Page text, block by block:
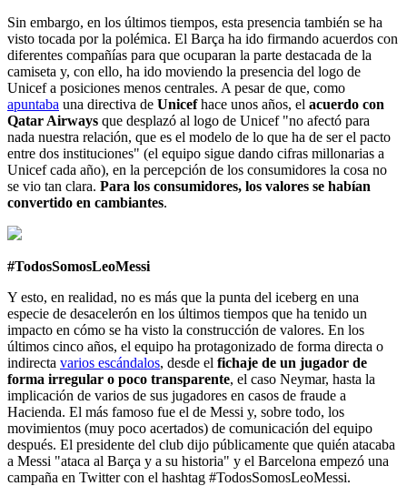
Sin embargo, en los últimos tiempos, esta presencia también se ha
visto tocada por la polémica. El Barça ha ido firmando acuerdos con
diferentes compañías para que ocuparan la parte destacada de la
camiseta y, con ello, ha ido moviendo la presencia del logo de
Unicef a posiciones menos centrales. A pesar de que, como
apuntaba una directiva de Unicefhace unos años, el acuerdo con
Qatar Airways que desplazó al logo de Unicef "no afectó para
nada nuestra relación, que es el modelo de lo que ha de ser el pacto
entre dos instituciones" (el equipo sigue dando cifras millonarias a
Unicef cada año), en la percepción de los consumidores la cosa no
se vio tan clara. Para los consumidores, los valores se habían
convertido en cambiantes.
#TodosSomosLeoMessi
Y esto, en realidad, no es más que la punta del iceberg en una
especie de desacelerón en los últimos tiempos que ha tenido un
impacto en cómo se ha visto la construcción de valores. En los
últimos cinco años, el equipo ha protagonizado de forma directa o
indirecta varios escándalos, desde el fichaje de un jugador de
forma irregular o poco transparente, el caso Neymar, hasta la
implicación de varios de sus jugadores en casos de fraude a
Hacienda. El más famoso fue el de Messi y, sobre todo, los
movimientos (muy poco acertados) de comunicación del equipo
después. El presidente del club dijo públicamente que quién atacaba
a Messi "ataca al Barça y a su historia" y el Barcelona empezó una
campaña en Twitter con el hashtag #TodosSomosLeoMessi.